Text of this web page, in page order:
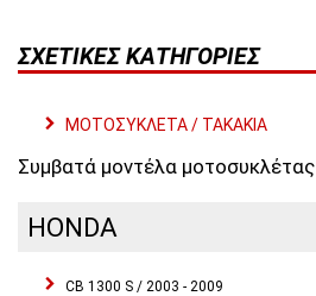
ΣΧΕΤΙΚΈΣ ΚΑΤΗΓΟΡΊΕΣ
ΜΟΤΟΣΥΚΛΕΤΑ / ΤΑΚΑΚΙΑ
Συμβατά μοντέλα μοτοσυκλέτας
HONDA
CB 1300 S / 2003 - 2009